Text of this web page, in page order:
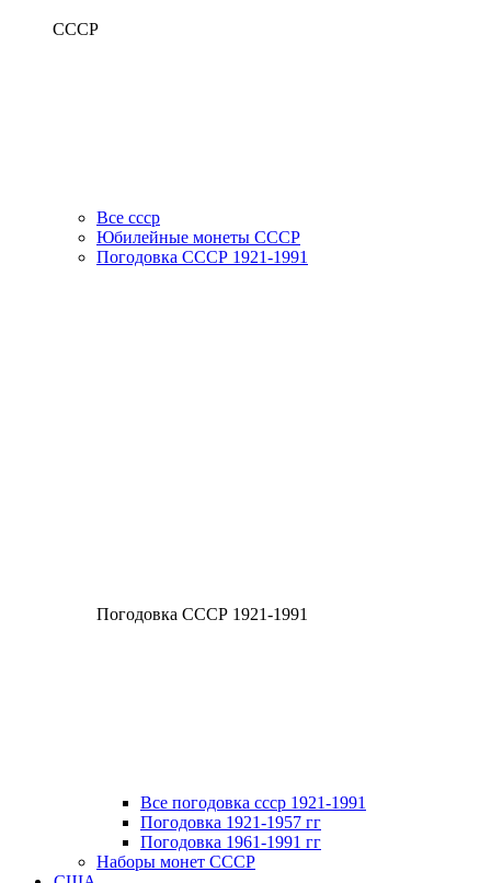
СССР
Все ссср
Юбилейные монеты СССР
Погодовка СССР 1921-1991
Погодовка СССР 1921-1991
Все погодовка ссср 1921-1991
Погодовка 1921-1957 гг
Погодовка 1961-1991 гг
Наборы монет СССР